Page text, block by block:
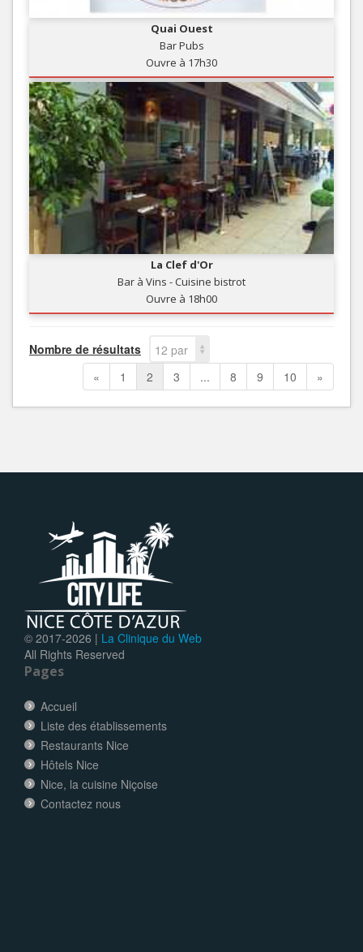
Quai Ouest
Bar Pubs
Ouvre à 17h30
La Clef d'Or
Bar à Vins - Cuisine bistrot
Ouvre à 18h00
Nombre de résultats
12 par
page
« 1 2 3 ... 8 9 10 »
© 2017-2026 | La Clinique du Web
All Rights Reserved
Pages
Accueil
Liste des établissements
Restaurants Nice
Hôtels Nice
Nice, la cuisine Niçoise
Contactez nous